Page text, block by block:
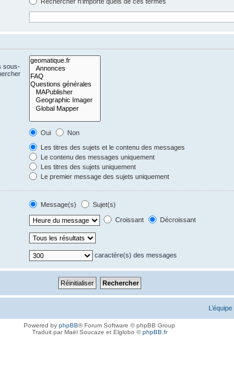
sous-
Oui
Non
Les titres des sujets et le contenu des messages
Le contenu des messages uniquement
Les titres des sujets uniquement
Le premier message des sujets uniquement
Message(s)
Sujet(s)
Croissant Décroissant
caractère(s) des messages
L’équipe
Powered by phpBB® Forum Software © phpBB Group
Traduit par Maël Soucaze et Elglobo ©phpBB.fr